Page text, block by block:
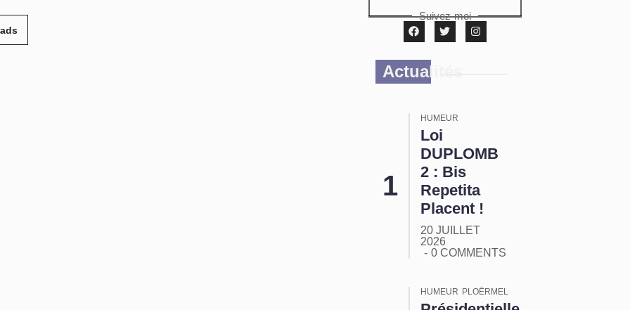
Suivez-moi
Actualités
HUMEUR
Loi
DUPLOMB
2 : Bis
Repetita
Placent !
20 JUILLET
2026
0 COMMENTS
HUMEUR PLOËRMEL